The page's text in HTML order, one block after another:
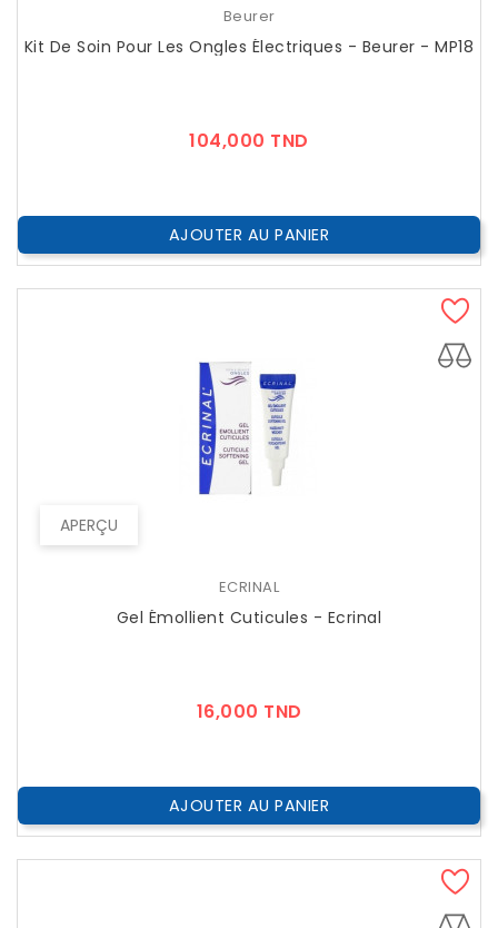
Beurer
Kit De Soin Pour Les Ongles Électriques - Beurer - MP18
104,000 TND
AJOUTER AU PANIER
APERÇU
ECRINAL
Gel Émollient Cuticules - Ecrinal
16,000 TND
AJOUTER AU PANIER